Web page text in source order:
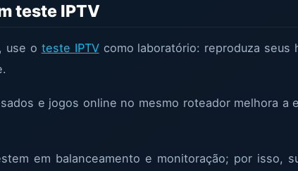
teste IPTV
use o teste IPTVcomo laboratório: reproduza seus
e jogos online no mesmo roteador melhora a
em balanceamento e monitoração; por isso,